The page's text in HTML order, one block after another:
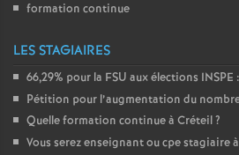
formation continue
LES STAGIAIRES
66,29% pour la FSU aux élections INSPE :
Pétition pour l’augmentation du
Quelle formation continue à Créteil?
Vous serez enseignant ou cpe stagiaire